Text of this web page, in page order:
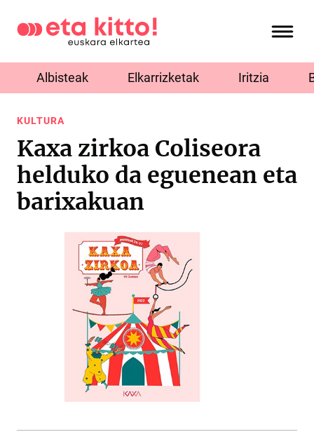
Albisteak Elkarrizketak Iritzia
KULTURA
Kaxa zirkoa Coliseora
helduko da eguenean eta
barixakuan